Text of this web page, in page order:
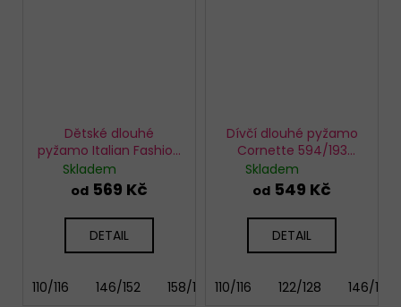
Dětské dlouhé
pyžamo Italian Fashion
Wito
Skladem
od 569 Kč
DETAIL
110/116 146/152 158/164
Dívčí dlouhé pyžamo
Cornette 594/193
Sweet Dog
Skladem
od 549 Kč
DETAIL
110/116 122/128 146/152